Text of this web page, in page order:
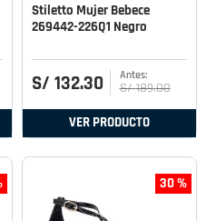
Stiletto Mujer Bebece
269442-226Q1 Negro
S/ 132.30 S/ 189.00
VER PRODUCTO
30 %